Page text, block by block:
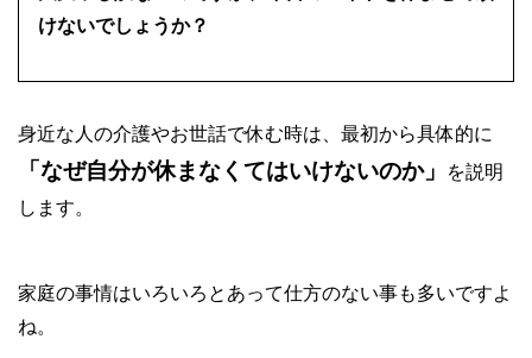
けないでしょうか？
身近な人の介護やお世話で休む時は、最初から具体的に
「なぜ自分が休まなくてはいけないのか」
を説明
します。
家庭の事情はいろいろとあって仕方のない事も多いですよ
ね。